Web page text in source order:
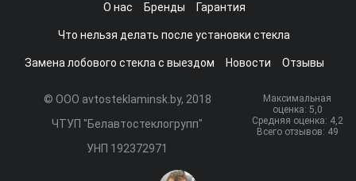
О нас Бренды Гарантия
Что нельзя делать после установки стекла
Замена лобового стекла с выездом Новости Отзывы
© ООО avtosteklaminsk.by, 2018
ЧТУП "Белавтостеклогрупп"
УНП 192372971
Максимальная
оценка: 5,0
Средняя оценка: 4,2
Всего отзывов: 49